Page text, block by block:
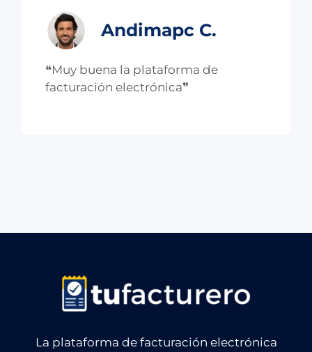
Andimapc C.
❝Muy buena la plataforma de
facturación electrónica❞
La plataforma de facturación electrónica